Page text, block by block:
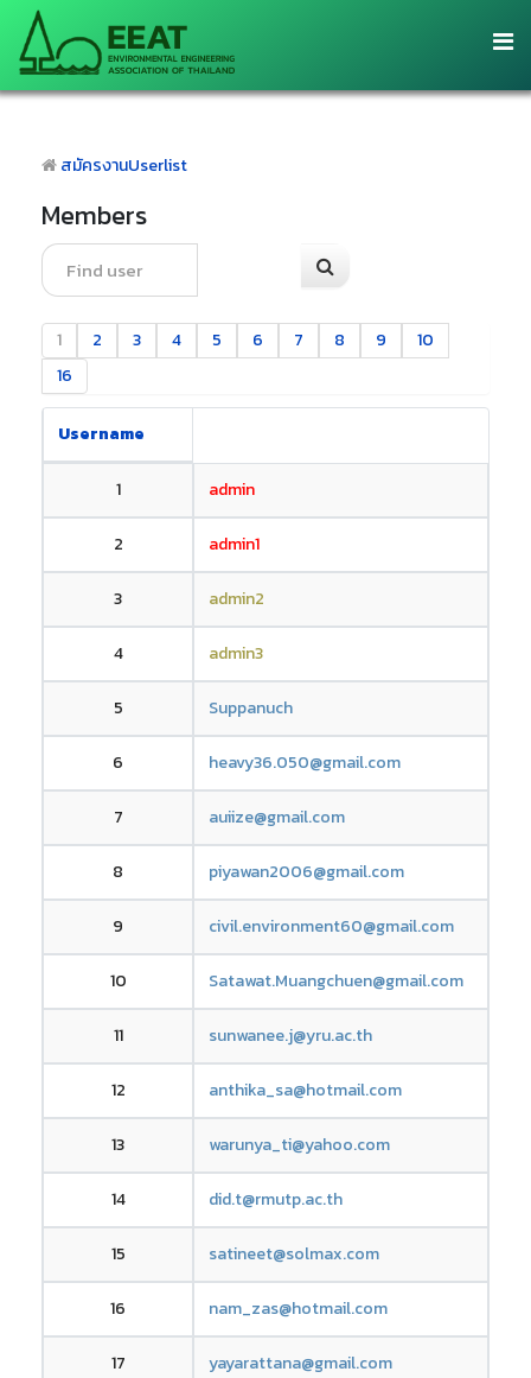
สมัครงานUserlist
Members
1 2 3 4 5 6 7 8 9
10
16
Username
1 admin
2 admin1
3 admin2
4 admin3
5 Suppanuch
6 heavy36.050@gmail.com
7 auiize@gmail.com
8 piyawan2006@gmail.com
9 civil.environment60@gmail.com
10 Satawat.Muangchuen@gmail.com
11 sunwanee.j@yru.ac.th
12 anthika_sa@hotmail.com
13 warunya_ti@yahoo.com
14 did.t@rmutp.ac.th
15 satineet@solmax.com
16 nam_zas@hotmail.com
17 yayarattana@gmail.com